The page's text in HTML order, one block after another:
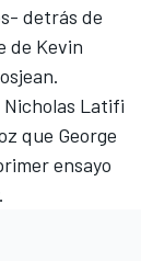
detrás de
de Kevin
Latifi
que George
ensayo